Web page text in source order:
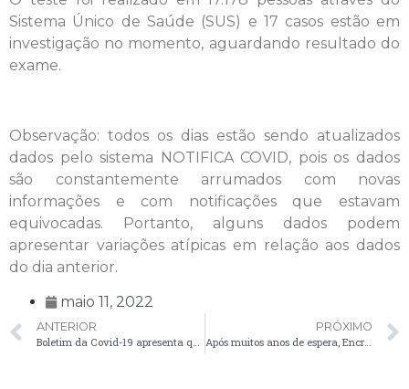
Sistema Único de Saúde (SUS) e 17 casos estão em
investigação no momento, aguardando resultado do
exame.
Observação: todos os dias estão sendo atualizados
dados pelo sistema NOTIFICA COVID, pois os dados
são constantemente arrumados com novas
informações e com notificações que estavam
equivocadas. Portanto, alguns dados podem
apresentar variações atípicas em relação aos dados
do dia anterior.
maio 11, 2022
ANTERIOR
Boletim da Covid-19 apresenta quatro casos confirmados nesta terça-feira (10)
PRÓXIMO
Após muitos anos de espera, Encruzilhada, Faxinal dos Silva e Volta Grande recebem obra de abastecimento de água